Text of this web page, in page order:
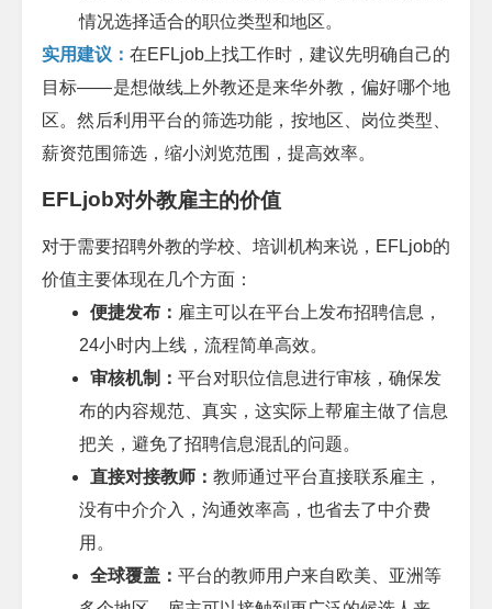
情况选择适合的职位类型和地区。
实用建议： 在EFLjob 上找工作时，建议先明确自己的
目标——是想做线上外教还是来华外教，偏好哪个地
区。然后利用平台的筛选功能，按地区、岗位类型、
薪资范围筛选，缩小浏览范围，提高效率。
EFLjob对外教雇主的价值
对于需要招聘外教的学校、培训机构来说， EFLjob的
价值主要体现在几个方面：
便捷发布： 雇主可以在平台上发布招聘信息，
24小时内上线，流程简单高效。
审核机制： 平台对职位信息进行审核，确保发
布的内容规范、真实，这实际上帮雇主做了信息
把关，避免了招聘信息混乱的问题。
直接对接教师： 教师通过平台直接联系雇主，
没有中介介入，沟通效率高，也省去了中介费
用。
全球覆盖： 平台的教师用户来自欧美、亚洲等